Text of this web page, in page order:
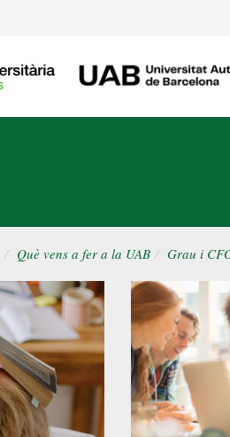
Què vens a fer a la UAB Grau i